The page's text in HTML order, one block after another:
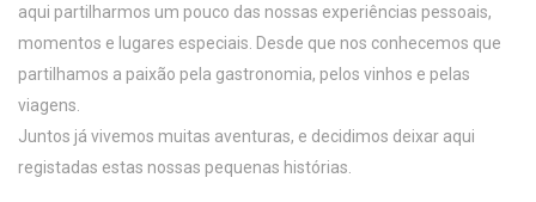
aqui partilharmos um pouco das nossas experiências pessoais,
momentos e lugares especiais. Desde que nos conhecemos que
partilhamos a paixão pela gastronomia, pelos vinhos e pelas
viagens.
Juntos já vivemos muitas aventuras, e decidimos deixar aqui
registadas estas nossas pequenas histórias.